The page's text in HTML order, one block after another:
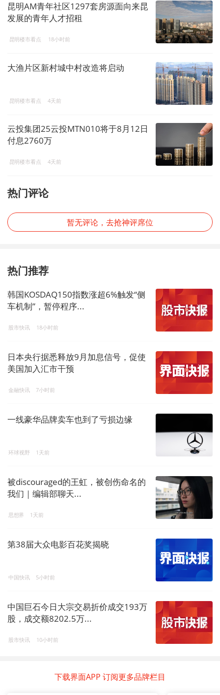
昆明AM青年社区1297套房源面向来昆
发展的青年人才招租
昆明楼市看点 18小时前
大渔片区新村城中村改造将启动
昆明楼市看点 4天前
云投集团25云投MTN010将于8月12日
付息2760万
昆明楼市看点 4天前
热门评论
暂无评论，去抢神评席位
热门推荐
韩国KOSDAQ150指数涨超6%触发“侧
车机制”，暂停程序...
股市快讯 18小时前
日本央行据悉释放9月加息信号，促使
美国加入汇市干预
金融快讯 7小时前
一线豪华品牌卖车也到了亏损边缘
环球视野 1天前
被discouraged的王虹，被创伤命名的
我们｜编辑部聊天...
思想界 1天前
第38届大众电影百花奖揭晓
中国快讯 5小时前
中国巨石今日大宗交易折价成交193万
股，成交额8202.5万...
股市快讯 10小时前
下载界面APP 订阅更多品牌栏目